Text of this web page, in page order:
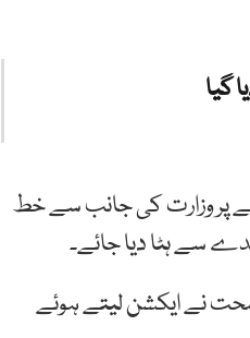
گیا
پر وزارت کی جانب سے خط
سے ہٹا دیا جائے۔
نے ایکشن لیتے ہوئے